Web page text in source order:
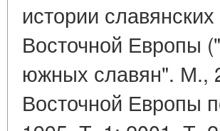
истории
Восточной Европы
южных славян". М.,
Восточной Европы